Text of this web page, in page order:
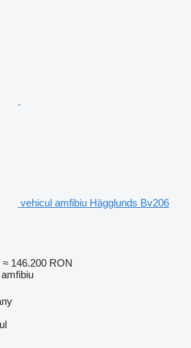
vehicul amfibiu Hägglunds Bv206
≈ 146.200 RON